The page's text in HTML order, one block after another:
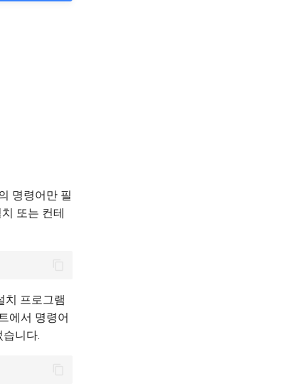
명령어만 필
또는 컨테
치 프로그램
에서 명령어
니다.